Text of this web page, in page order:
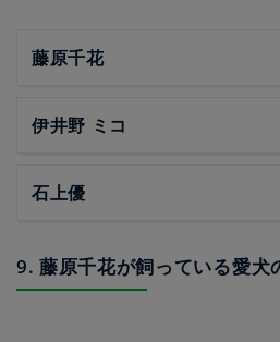
藤原千花
伊井野 ミコ
石上優
9. 藤原千花が飼っている愛犬